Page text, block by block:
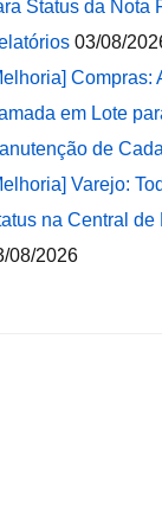
Status da Nota
03/08/
Compras:
em Lote
de
Varejo:
na Central
08/2026